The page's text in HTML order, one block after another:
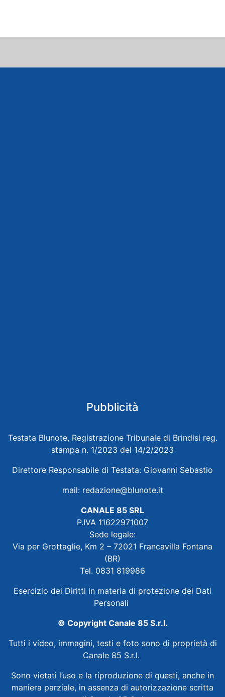
Pubblicità
Testata Blunote, Registrazione Tribunale di Brindisi reg.
stampa n. 1/2023 del 14/2/2023
Direttore Responsabile di Testata: Giovanni Sebastio
mail: redazione@blunote.it
CANALE 85 SRL
P.IVA 11622971007
Sede legale:
Via per Grottaglie, Km 2 – 72021 Francavilla Fontana
(BR)
Tel. 0831 819986
Esercizio dei Diritti in materia di protezione dei Dati
Personali
© Copyright Canale 85 S.r.l.
Tutti i video, immagini, testi e foto sono di proprietà di
Canale 85 S.r.l.
Sono vietati l’uso e la riproduzione di questi, anche in
maniera parziale, in assenza di autorizzazione scritta